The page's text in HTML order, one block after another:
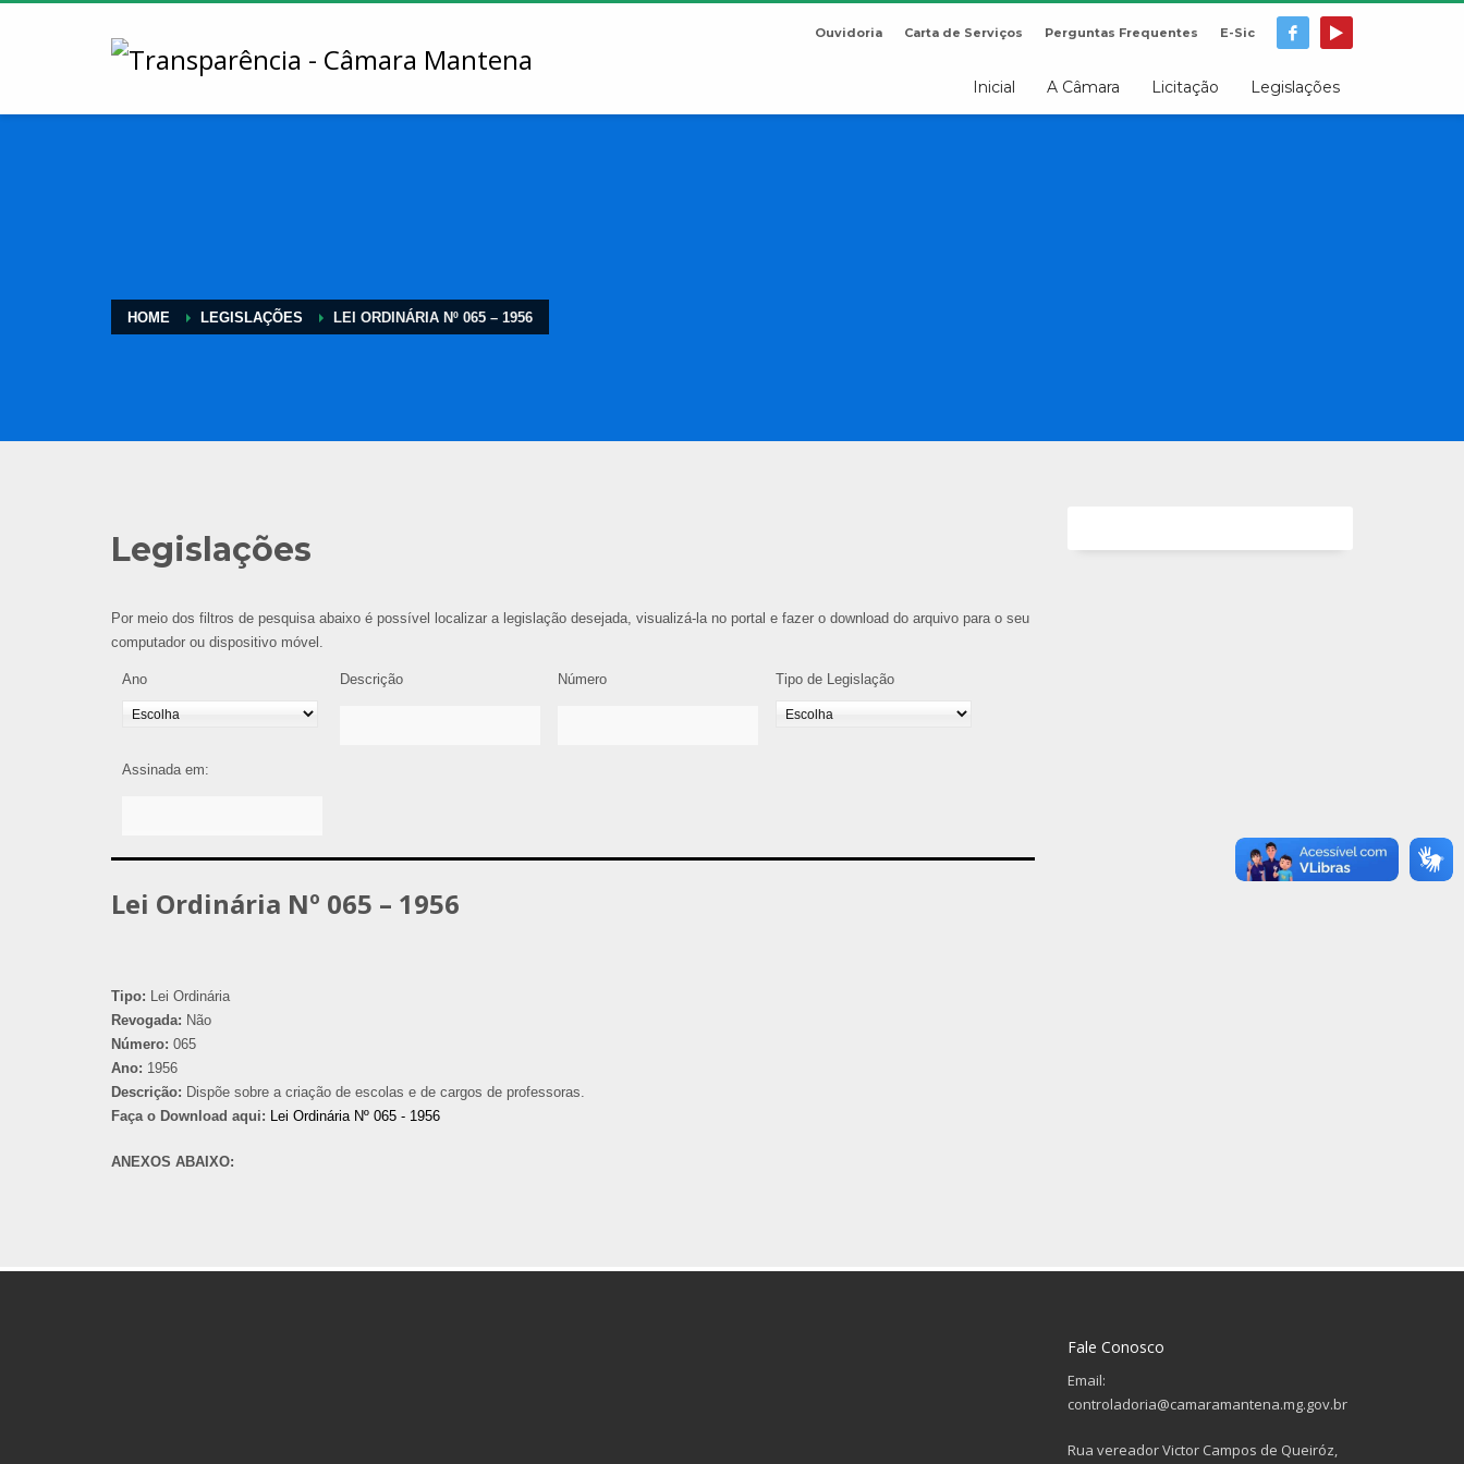
Ouvidoria Carta de Serviços Perguntas Frequentes E-Sic
Inicial A Câmara Licitação Legislações
HOME LEGISLAÇÕES LEI ORDINÁRIA Nº 065 – 1956
Legislações
Por meio dos filtros de pesquisa abaixo é possível localizar a legislação desejada, visualizá-la no portal e fazer o download do arquivo para o seu
computador ou dispositivo móvel.
Ano Descrição Número Tipo de Legislação
Assinada em:
Lei Ordinária Nº 065 – 1956
Tipo: Lei Ordinária
Revogada: Não
Número: 065
Ano: 1956
Descrição: Dispõe sobre a criação de escolas e de cargos de professoras.
Faça o Download aqui: Lei Ordinária Nº 065 - 1956
ANEXOS ABAIXO:
Fale Conosco
Email:
controladoria@camaramantena.mg.gov.br
Rua vereador Victor Campos de Queiróz,